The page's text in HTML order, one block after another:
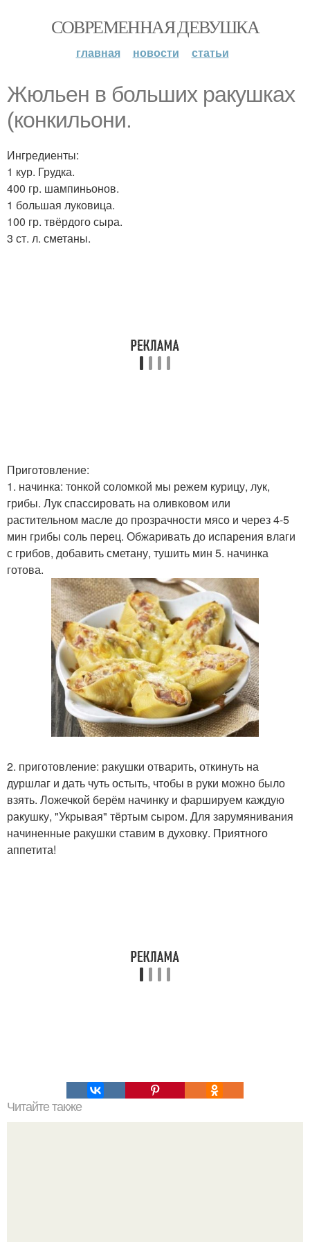
СОВРЕМЕННАЯ ДЕВУШКА
главная новости статьи
Жюльен в больших ракушках
(конкильони.
Ингредиенты:
1 кур. Грудка.
400 гр. шампиньонов.
1 большая луковица.
100 гр. твёрдого сыра.
3 ст. л. сметаны.
Приготовление:
1. начинка: тонкой соломкой мы режем курицу, лук,
грибы. Лук спассировать на оливковом или
растительном масле до прозрачности мясо и через 4-5
мин грибы соль перец. Обжаривать до испарения влаги
с грибов, добавить сметану, тушить мин 5. начинка
готова.
2. приготовление: ракушки отварить, откинуть на
дуршлаг и дать чуть остыть, чтобы в руки можно было
взять. Ложечкой берём начинку и фаршируем каждую
ракушку, "Укрывая" тёртым сыром. Для зарумянивания
начиненные ракушки ставим в духовку. Приятного
аппетита!
Читайте также